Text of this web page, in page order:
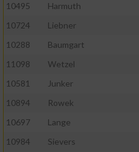
10495
Harmuth
10724
Liebner
10288
Baumgart
11098
Wetzel
10581
Junker
10894
Rowek
10697
Lange
10984
Sievers